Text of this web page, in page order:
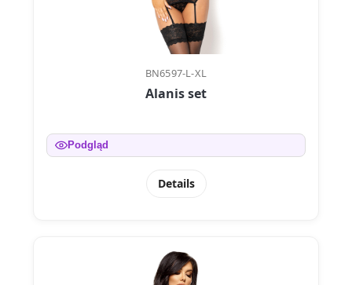
BN6597-L-XL
Alanis set
Podgląd
Details